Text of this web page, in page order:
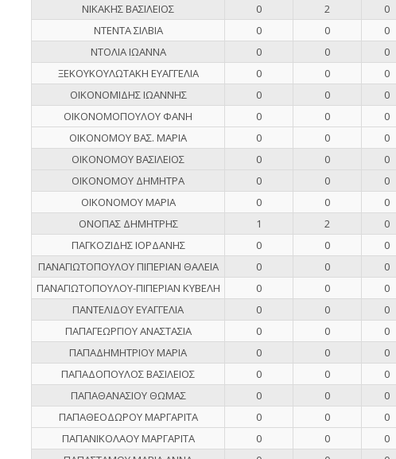
ΝΙΚΑΚΗΣ ΒΑΣΙΛΕΙΟΣ
0 2 0
ΝΤΕΝΤΑ ΣΙΛΒΙΑ
0 0 0
ΝΤΟΛΙΑ ΙΩΑΝΝΑ
0 0 0
ΞΕΚΟΥΚΟΥΛΩΤΑΚΗ ΕΥΑΓΓΕΛΙΑ
0 0 0
ΟΙΚΟΝΟΜΙΔΗΣ ΙΩΑΝΝΗΣ
0 0 0
ΟΙΚΟΝΟΜΟΠΟΥΛΟΥ ΦΑΝΗ
0 0 0
ΟΙΚΟΝΟΜΟΥ ΒΑΣ. ΜΑΡΙΑ
0 0 0
ΟΙΚΟΝΟΜΟΥ ΒΑΣΙΛΕΙΟΣ
0 0 0
ΟΙΚΟΝΟΜΟΥ ΔΗΜΗΤΡΑ
0 0 0
ΟΙΚΟΝΟΜΟΥ ΜΑΡΙΑ
0 0 0
ΟΝΟΠΑΣ ΔΗΜΗΤΡΗΣ
1 2 0
ΠΑΓΚΟΖΙΔΗΣ ΙΟΡΔΑΝΗΣ
0 0 0
ΠΑΝΑΓΙΩΤΟΠΟΥΛΟΥ ΠΙΠΕΡΙΑΝ ΘΑΛΕΙΑ
0 0 0
ΠΑΝΑΓΙΩΤΟΠΟΥΛΟΥ-ΠΙΠΕΡΙΑΝ ΚΥΒΕΛΗ
0 0 0
ΠΑΝΤΕΛΙΔΟΥ ΕΥΑΓΓΕΛΙΑ
0 0 0
ΠΑΠΑΓΕΩΡΓΙΟΥ ΑΝΑΣΤΑΣΙΑ
0 0 0
ΠΑΠΑΔΗΜΗΤΡΙΟΥ ΜΑΡΙΑ
0 0 0
ΠΑΠΑΔΟΠΟΥΛΟΣ ΒΑΣΙΛΕΙΟΣ
0 0 0
ΠΑΠΑΘΑΝΑΣΙΟΥ ΘΩΜΑΣ
0 0 0
ΠΑΠΑΘΕΟΔΩΡΟΥ ΜΑΡΓΑΡΙΤΑ
0 0 0
ΠΑΠΑΝΙΚΟΛΑΟΥ ΜΑΡΓΑΡΙΤΑ
0 0 0